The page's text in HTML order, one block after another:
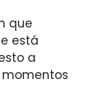
que
está
a